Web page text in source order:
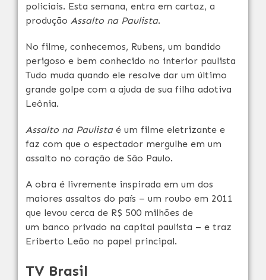
policiais. Esta semana, entra em cartaz, a
produção Assalto na Paulista.
No filme, conhecemos, Rubens, um bandido
perigoso e bem conhecido no interior paulista
Tudo muda quando ele resolve dar um último
grande golpe com a ajuda de sua filha adotiva
Leônia.
Assalto na Paulistaé um filme eletrizante e
faz com que o espectador mergulhe em um
assalto no coração de São Paulo.
A obra é livremente inspirada em um dos
maiores assaltos do país – um roubo em 2011
que levou cerca de R$ 500 milhões de
um banco privado na capital paulista – e traz
Eriberto Leão no papel principal.
TV Brasil